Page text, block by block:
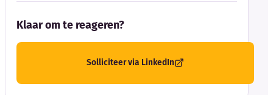
Klaar om te reageren?
Solliciteer via LinkedIn